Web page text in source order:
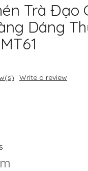
Trà Đạo
Dáng
Write a review